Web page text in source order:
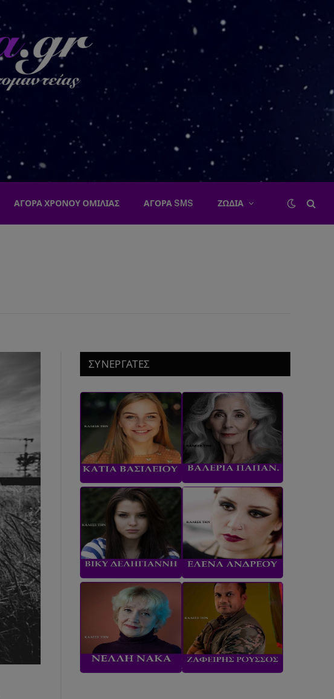
ΑΓΟΡΑ ΧΡΟΝΟΥ ΟΜΙΛΙΑΣ ΑΓΟΡΑ SMS ΖΩΔΙΑ
ΣΥΝΕΡΓΑΤΕΣ